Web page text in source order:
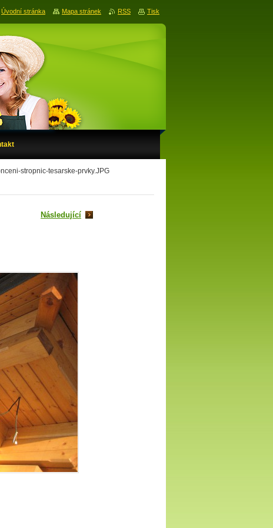
stropnic-tesarske-prvky.JPG
Následující
Úvodní stránka Mapa stránek RSS Tisk